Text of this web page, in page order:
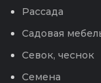
Рассада
Садовая
Севок, чеснок
Семена